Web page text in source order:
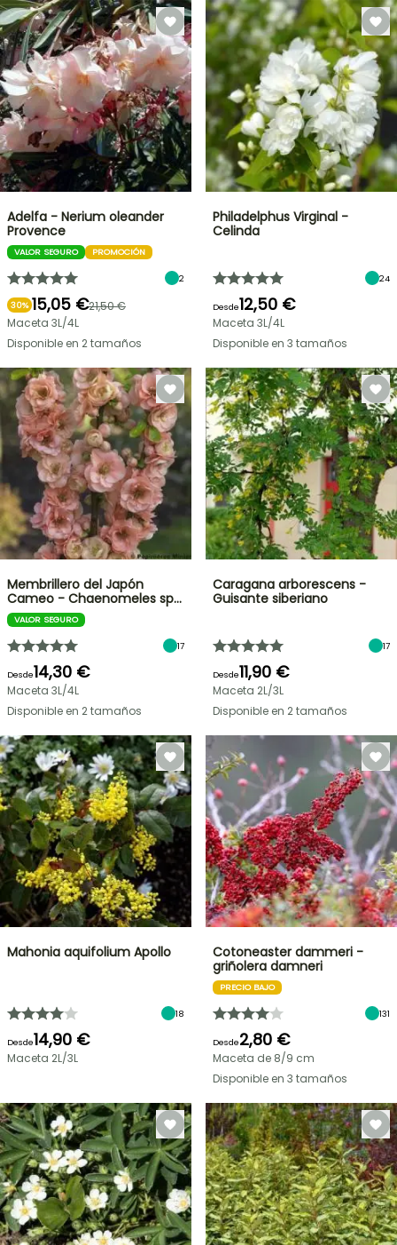
Adelfa - Nerium oleander
Provence
VALOR SEGURO PROMOCIÓN
2
30% 15,05 €21,50 €
Maceta 3L/4L
Disponible en 2 tamaños
Philadelphus Virginal -
Celinda
24
Desde12,50 €
Maceta 3L/4L
Disponible en 3 tamaños
Membrillero del Japón
Cameo - Chaenomeles sp…
VALOR SEGURO
17
Desde14,30 €
Maceta 3L/4L
Disponible en 2 tamaños
Caragana arborescens -
Guisante siberiano
17
Desde11,90 €
Maceta 2L/3L
Disponible en 2 tamaños
Mahonia aquifolium Apollo
18
Desde14,90 €
Maceta 2L/3L
Cotoneaster dammeri -
griñolera damneri
PRECIO BAJO
131
Desde2,80 €
Maceta de 8/9 cm
Disponible en 3 tamaños